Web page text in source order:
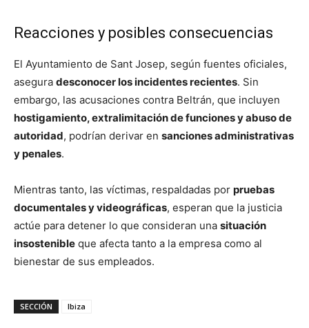
Reacciones y posibles consecuencias
El Ayuntamiento de Sant Josep, según fuentes oficiales,
asegura desconocer los incidentes recientes. Sin
embargo, las acusaciones contra Beltrán, que incluyen
hostigamiento, extralimitación de funciones y abuso de
autoridad, podrían derivar en sanciones administrativas
y penales.
Mientras tanto, las víctimas, respaldadas por pruebas
documentales y videográficas, esperan que la justicia
actúe para detener lo que consideran una situación
insostenible que afecta tanto a la empresa como al
bienestar de sus empleados.
SECCIÓN Ibiza